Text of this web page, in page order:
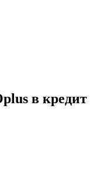
в кредит